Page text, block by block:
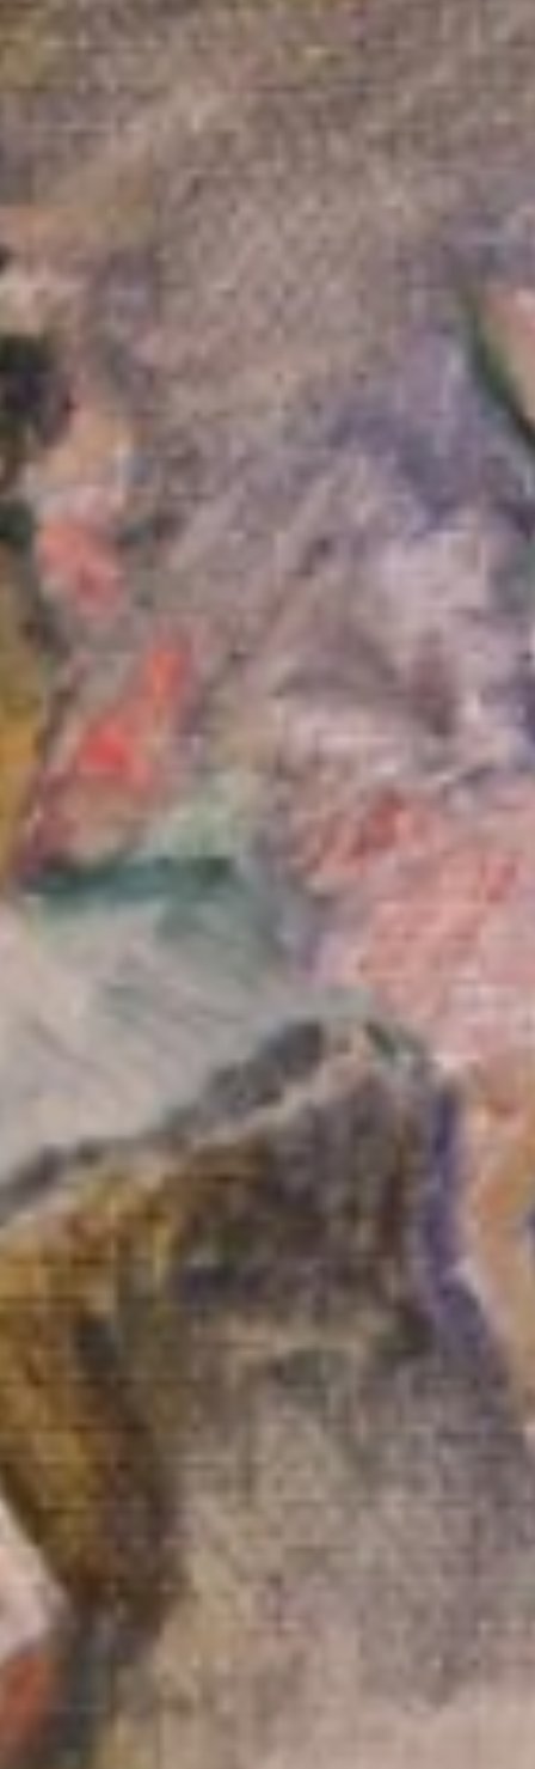
Düşüngü
1 May
1 Mayıs
1930. 107x180 cm. Yağlı boya. Konstantin F. Yuon (1875-1958) Aslı
Meydan’daki 1 Mayıs kutlamalarını resmeden bu tablo, ilginç bir
Sovyet ressam Konstantin Yuon’a aittir. Yuon, XIX. Yüzyıl Rus
resim okulunda yetişmiş, sonrasında izlenimcilik akımının etkisinde
kalmış, ancak 1917 Ekim Devrimi’ni izleyen yıllarda avangard
içinde olması beklenirken, tam tersine, toplumcu gerçekçi anlayışın